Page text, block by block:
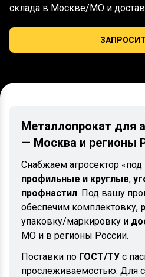
склада в Москве/МО и
Металлопрокат для
— Москва и регионы
Снабжаем агросектор «под
профильные и круглые,
профнастил. Под вашу
обеспечим комплектовку,
упаковку/маркировку и
МО и в регионы России.
Поставки по ГОСТ/ТУ с
прослеживаемостью. Для